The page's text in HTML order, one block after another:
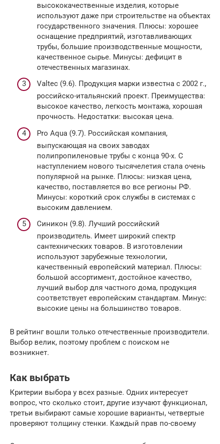
высококачественные изделия, которые
используют даже при строительстве на объектах
государственного значения. Плюсы: хорошее
оснащение предприятий, изготавливающих
трубы, большие производственные мощности,
качественное сырье. Минусы: дефицит в
отечественных магазинах.
Valtec (9.6). Продукция марки известна с 2002 г.,
российско-итальянский проект. Преимущества:
высокое качество, легкость монтажа, хорошая
прочность. Недостатки: высокая цена.
Pro Aqua (9.7). Российская компания,
выпускающая на своих заводах
полипропиленовые трубы с конца 90-х. С
наступлением нового тысячелетия стала очень
популярной на рынке. Плюсы: низкая цена,
качество, поставляется во все регионы РФ.
Минусы: короткий срок службы в системах с
высоким давлением.
Синикон (9.8). Лучший российский
производитель. Имеет широкий спектр
сантехнических товаров. В изготовлении
используют зарубежные технологии,
качественный европейский материал. Плюсы:
большой ассортимент, достойное качество,
лучший выбор для частного дома, продукция
соответствует европейским стандартам. Минус:
высокие цены на большинство товаров.
В рейтинг вошли только отечественные производители.
Выбор велик, поэтому проблем с поиском не
возникнет.
Как выбрать
Критерии выбора у всех разные. Одних интересует
вопрос, что сколько стоит, другие изучают функционал,
третьи выбирают самые хорошие варианты, четвертые
проверяют толщину стенки. Каждый прав по-своему